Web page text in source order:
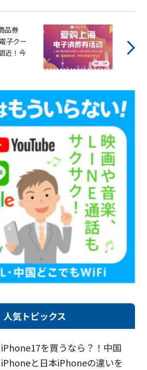
品券
子クー
近！今
人気トピックス
iPhone17を買うなら？！中国
iPhoneと日本iPhoneの違いを